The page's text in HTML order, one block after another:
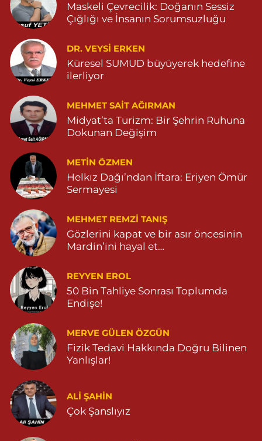
İpek Eczanesi
POYRAZ MAHALLESİ CAMİİ SOKAK NO:28B Başaran market
karşısı 04825111747
0 (482) 511 17 47
Çınarbaş Eczanesi
BAHÇEBAŞI MAHALLESİ HANSEHATUN CADDE NO:120 C
04825911015
0 (482) 591 10 15 Yol Tarifi Al
Maskeli Çevrecilik: Doğanın Sessiz
Çığlığı ve İnsanın Sorumsuzluğu
DR. VEYSI ERKEN
Küresel SUMUD büyüyerek hedefine
ilerliyor
MEHMET SAIT AĞIRMAN
Midyat’ta Turizm: Bir Şehrin Ruhuna
Dokunan Değişim
METIN ÖZMEN
Helkız Dağı’ndan İftara: Eriyen Ömür
Sermayesi
MEHMET REMZI TANIŞ
Gözlerini kapat ve bir asır öncesinin
Mardin’ini hayal et…
REYYEN EROL
50 Bin Tahliye Sonrası Toplumda
Endişe!
MERVE GÜLEN ÖZGÜN
Fizik Tedavi Hakkında Doğru Bilinen
Yanlışlar!
ALI ŞAHİN
Çok Şanslıyız